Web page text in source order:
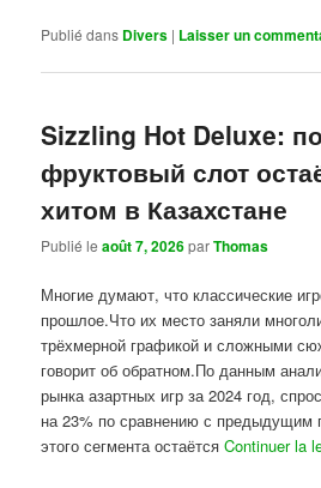
Publié dans Divers | Laisser un
Sizzling Hot Deluxe:
фруктовый слот
хитом в Казахстане
Publié leaoût 7, 2026parThomas
Многие думают, что классические
прошлое.Что их место заняли
трёхмерной графикой и сложными
говорит об обратном.По данным
рынка азартных игр за 2024 год,
на 23% по сравнению с предыдущим
этого сегмента остаётсяContinuer la